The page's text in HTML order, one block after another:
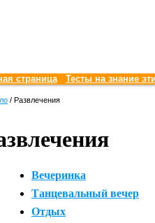
страница Тесты на знание
/ Развлечения
Вечеринка
Танцевальный вечер
Отдых